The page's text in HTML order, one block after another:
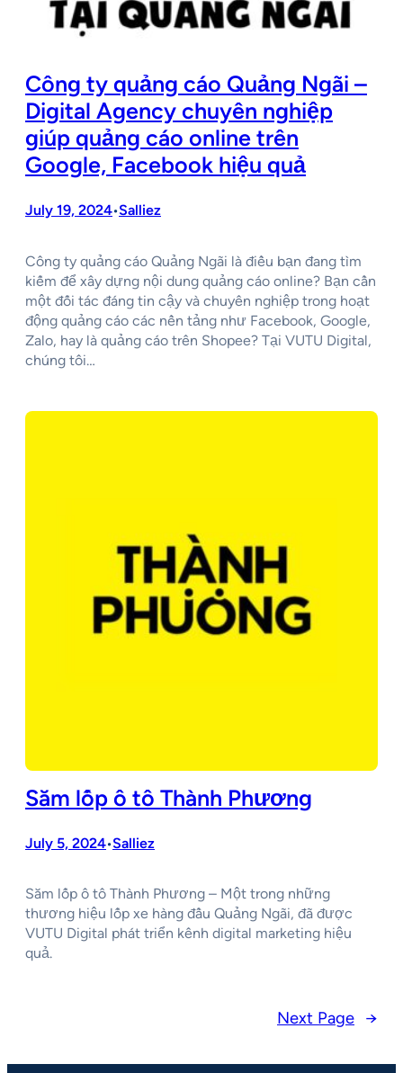
Công ty quảng cáo Quảng Ngãi –
Digital Agency chuyên nghiệp
giúp quảng cáo online trên
Google, Facebook hiệu quả
July 19, 2024•Salliez
Công ty quảng cáo Quảng Ngãi là điều bạn đang tìm
kiếm để xây dựng nội dung quảng cáo online? Bạn cần
một đối tác đáng tin cậy và chuyên nghiệp trong hoạt
động quảng cáo các nền tảng như Facebook, Google,
Zalo, hay là quảng cáo trên Shopee? Tại VUTU Digital,
chúng tôi…
Săm lốp ô tô Thành Phương
July 5, 2024•Salliez
Săm lốp ô tô Thành Phương – Một trong những
thương hiệu lốp xe hàng đầu Quảng Ngãi, đã được
VUTU Digital phát triển kênh digital marketing hiệu
quả.
Next Page →